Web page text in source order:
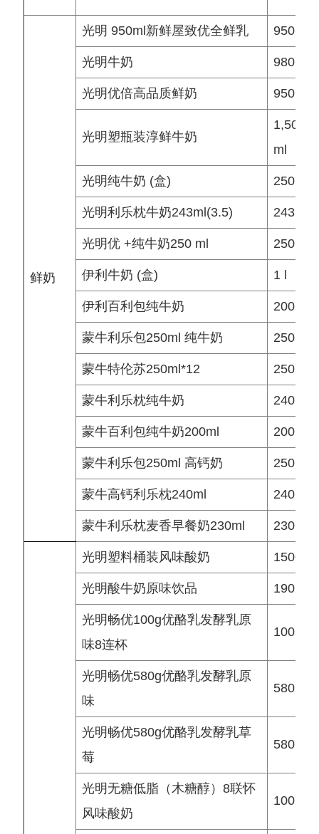
鲜奶
光明 950ml新鲜屋致优全鲜乳 950 ml
光明牛奶 980 ml
光明优倍高品质鲜奶 950 g
光明塑瓶装淳鲜牛奶
1,500
ml
光明纯牛奶 (盒) 250 ml
光明利乐枕牛奶243ml(3.5) 243 ml
光明优 +纯牛奶250 ml 250 ml
伊利牛奶 (盒) 1 l
伊利百利包纯牛奶 200 ml
蒙牛利乐包250ml 纯牛奶 250 ml
蒙牛特伦苏250ml*12 250 ml
蒙牛利乐枕纯牛奶 240 ml
蒙牛百利包纯牛奶200ml 200 ml
蒙牛利乐包250ml 高钙奶 250 ml
蒙牛高钙利乐枕240ml 240 ml
蒙牛利乐枕麦香早餐奶230ml 230 ml
光明塑料桶装风味酸奶 1500 g
光明酸牛奶原味饮品 190 ml
光明畅优100g优酪乳发酵乳原
味8连杯
100 g
光明畅优580g优酪乳发酵乳原
味
580 g
光明畅优580g优酪乳发酵乳草
莓
580 g
光明无糖低脂（木糖醇）8联怀
风味酸奶
100 g